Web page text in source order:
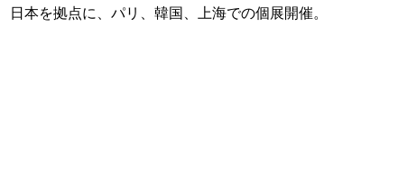
日本を拠点に、パリ、韓国、上海での個展開催。